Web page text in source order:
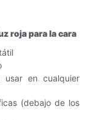
roja para la cara
usar en cualquier
(debajo de los